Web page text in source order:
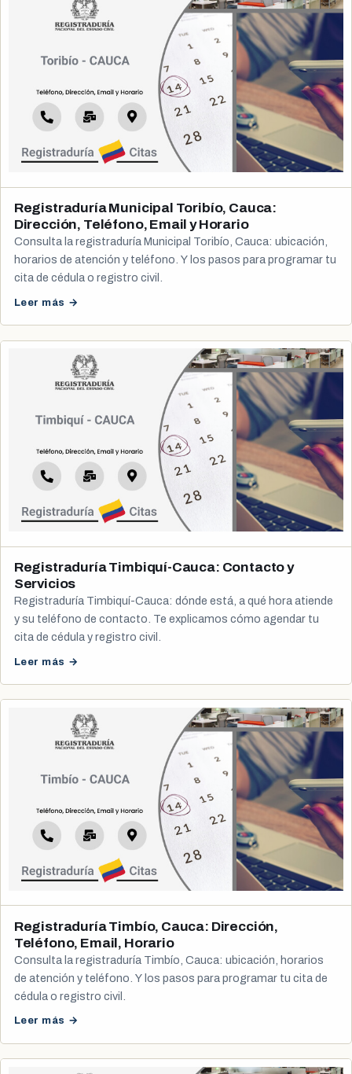
Registraduría Municipal Toribío, Cauca:
Dirección, Teléfono, Email y Horario
Consulta la registraduría Municipal Toribío, Cauca: ubicación,
horarios de atención y teléfono. Y los pasos para programar tu
cita de cédula o registro civil.
Leer más →
Registraduría Timbiquí-Cauca: Contacto y
Servicios
Registraduría Timbiquí-Cauca: dónde está, a qué hora atiende
y su teléfono de contacto. Te explicamos cómo agendar tu
cita de cédula y registro civil.
Leer más →
Registraduría Timbío, Cauca: Dirección,
Teléfono, Email, Horario
Consulta la registraduría Timbío, Cauca: ubicación, horarios
de atención y teléfono. Y los pasos para programar tu cita de
cédula o registro civil.
Leer más →